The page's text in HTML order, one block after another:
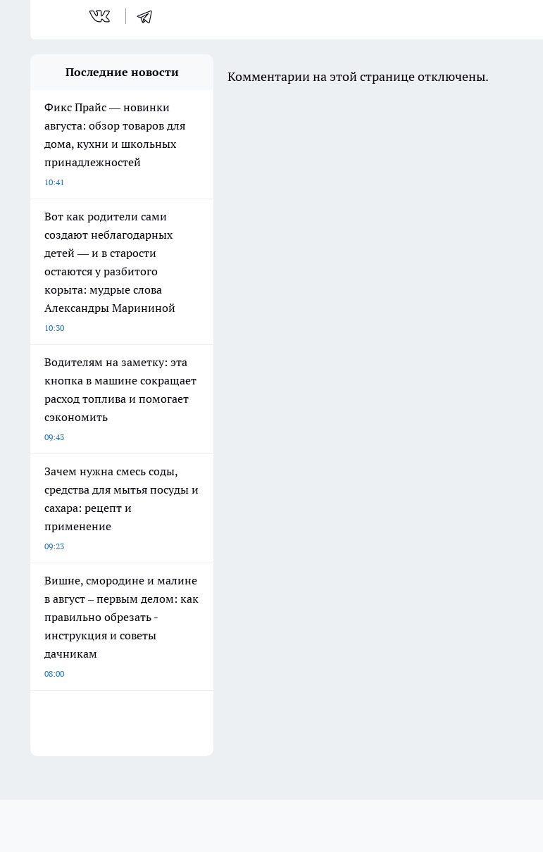
Последние новости
Фикс Прайс — новинки
августа: обзор товаров для
дома, кухни и школьных
принадлежностей
10:41
Вот как родители сами
создают неблагодарных
детей — и в старости
остаются у разбитого
корыта: мудрые слова
Александры Марининой
10:30
Водителям на заметку: эта
кнопка в машине сокращает
расход топлива и помогает
сэкономить
09:43
Зачем нужна смесь соды,
средства для мытья посуды и
сахара: рецепт и
применение
09:23
Вишне, смородине и малине
в август – первым делом: как
правильно обрезать -
инструкция и советы
дачникам
08:00
Комментарии на этой странице отключены.